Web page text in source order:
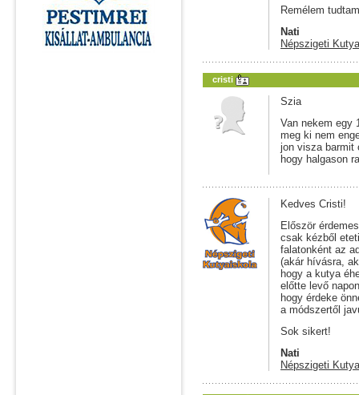
Remélem
Nati
Népszigeti
cristi
Szia
Van nekem egy
meg ki nem
jon visza barmit
hogy halgason
Kedves Cristi!
Először
csak kézből
falatonként az
(akár hívásra,
hogy a kutya
előtte levő
hogy érdeke
a módszertől
Sok sikert!
Nati
Népszigeti